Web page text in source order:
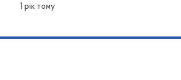
1 рік тому